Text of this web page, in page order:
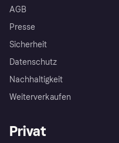
AGB
Presse
Sicherheit
Datenschutz
Nachhaltigkeit
Weiterverkaufen
Privat